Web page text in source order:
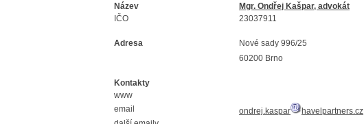
Název
Mgr. Ondřej Kašpar, advokát
IČO
23037911
Adresa
Nové sady 996/25
60200 Brno
Kontakty
www
email
ondrej.kaspar
havelpartners.cz